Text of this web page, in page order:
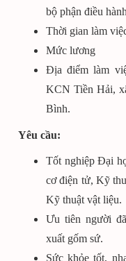
bộ phận điều
Thời gian làm
Mức lương :
Địa điểm làm
KCN Tiền Hải,
Bình.
Yêu cầu:
Tốt nghiệp Đại
cơ điện tử, Kỹ
Kỹ thuật vật liệu.
Ưu tiên người
xuất gốm sứ.
Sức khỏe tốt,